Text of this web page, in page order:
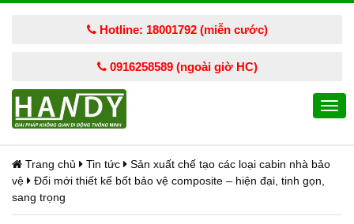
Hotline: 18001792 (miễn cước)
0916258589 (ngoài giờ HC)
Trang chủ Tin tức
Sản xuất chế tạo các loại cabin nhà bảo
vệ
Đổi mới thiết kế bốt bảo vệ composite – hiện đại, tinh gọn,
sang trọng